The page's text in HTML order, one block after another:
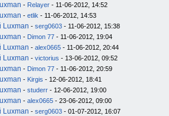
- Relayer - 11-06-2012, 14:52
- etlik - 11-06-2012, 14:53
Luxman - serg0603 - 11-06-2012, 15:38
- Dimon 77 - 11-06-2012, 19:04
Luxman - alex0665 - 11-06-2012, 20:44
Luxman - victorius - 13-06-2012, 09:52
- Dimon 77 - 11-06-2012, 20:59
- Kirgis - 12-06-2012, 18:41
- studerr - 12-06-2012, 19:00
- alex0665 - 23-06-2012, 09:00
Luxman - serg0603 - 01-07-2012, 16:07